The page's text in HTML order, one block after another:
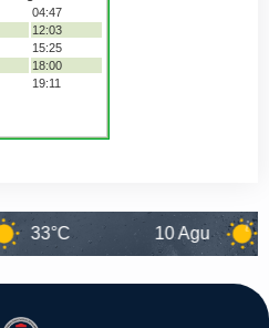
32°C